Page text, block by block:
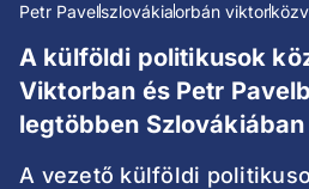
Petr Pavelszlovákiaorbán viktor
A külföldi politikusok
Viktorban és Petr
legtöbben Szlovákiában
A vezető külföldi